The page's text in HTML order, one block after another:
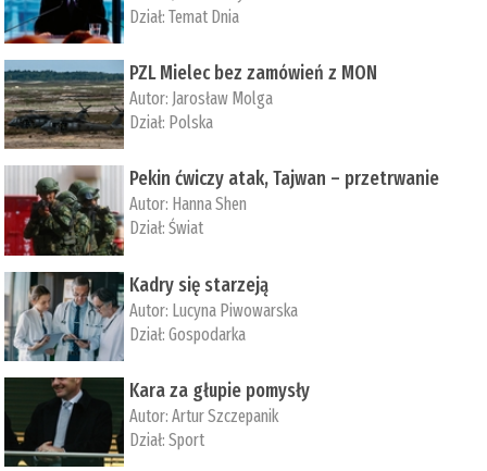
Dział:Temat Dnia
PZL Mielec bez zamówień z MON
Autor: Jarosław Molga
Dział: Polska
Pekin ćwiczy atak, Tajwan – przetrwanie
Autor: ­Hanna Shen
Dział:Świat
Kadry się starzeją
Autor: Lucyna Piwowarska
Dział:Gospodarka
Kara za głupie pomysły
Autor:Artur Szczepanik
Dział:Sport